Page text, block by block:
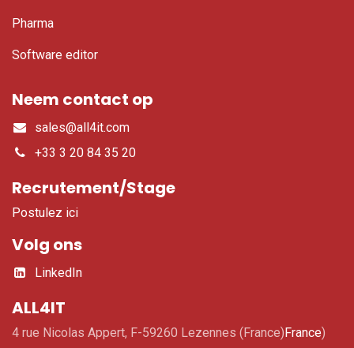
Pharma
Software editor
Neem contact op
sales@all4it.com
+33 3 20 84 35 20
Recrutement/Stage
Postulez ici
Volg ons
LinkedIn
ALL4IT
4 rue Nicolas Appert, F-59260 Lezennes (France)France)